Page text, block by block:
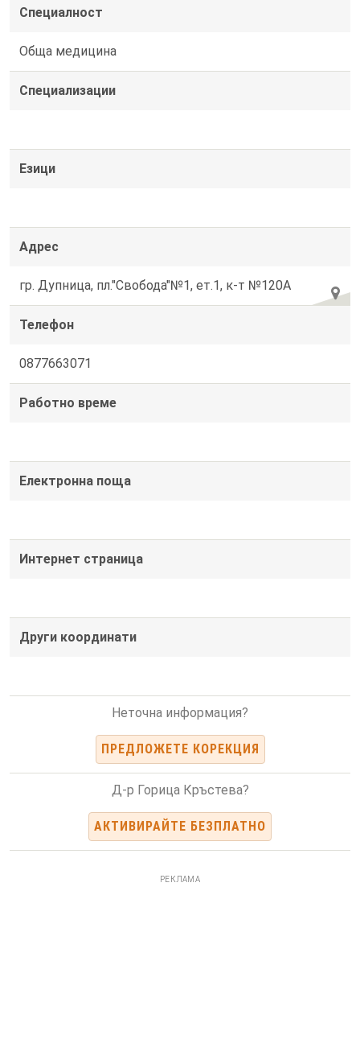
Специалност
Обща медицина
Специализации
Езици
Адрес
гр. Дупница, пл."Свобода"№1, ет.1, к-т №120А
Телефон
0877663071
Работно време
Електронна поща
Интернет страница
Други координати
Неточна информация?
ПРЕДЛОЖЕТЕ КОРЕКЦИЯ
Д-р Горица Кръстева?
АКТИВИРАЙТЕ БЕЗПЛАТНО
РЕКЛАМА